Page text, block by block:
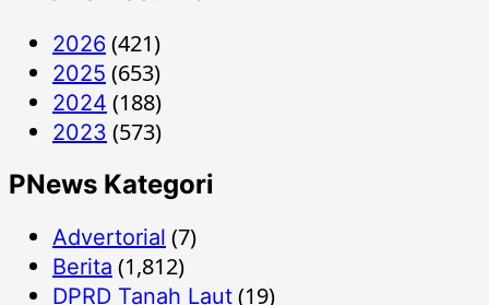
2026 (421)
2025 (653)
2024 (188)
2023 (573)
PNews Kategori
Advertorial (7)
Berita (1,812)
DPRD Tanah Laut (19)